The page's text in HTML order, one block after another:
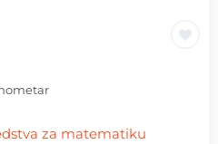
za matematiku